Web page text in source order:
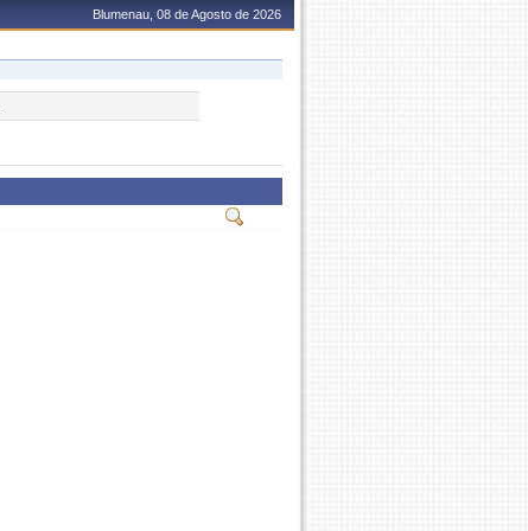
Blumenau, 08 de Agosto de 2026